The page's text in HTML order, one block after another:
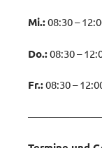
Mi.:08:30 –
Do.:08:30 –
Fr.:08:30 –